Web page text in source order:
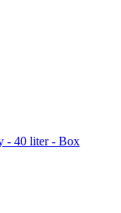
- 40 liter - Box